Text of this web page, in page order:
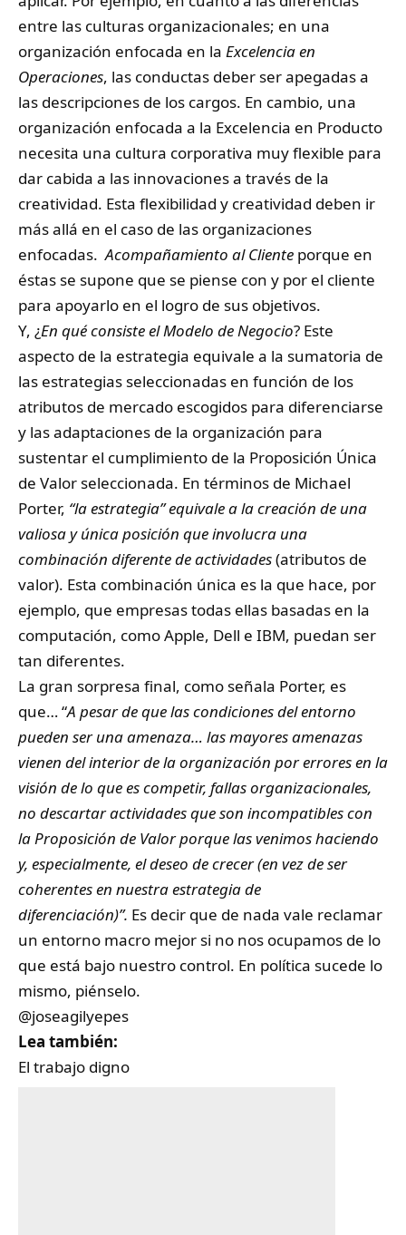
entre las culturas organizacionales; en una
organización enfocada en la Excelencia en
Operaciones, las conductas deber ser apegadas a
las descripciones de los cargos. En cambio, una
organización enfocada a la Excelencia en Producto
necesita una cultura corporativa muy flexible para
dar cabida a las innovaciones a través de la
creatividad. Esta flexibilidad y creatividad deben ir
más allá en el caso de las organizaciones
enfocadas.Acompañamiento al Cliente porque en
éstas se supone que se piense con y por el cliente
para apoyarlo en el logro de sus objetivos.
Y, ¿En qué consiste el Modelo de Negocio? Este
aspecto de la estrategia equivale a la sumatoria de
las estrategias seleccionadas en función de los
atributos de mercado escogidos para diferenciarse
y las adaptaciones de la organización para
sustentar el cumplimiento de la Proposición Única
de Valor seleccionada. En términos de Michael
Porter, “la estrategia” equivale a la creación de una
valiosa y única posición que involucra una
combinación diferente de actividades(atributos de
valor). Esta combinación única es la que hace, por
ejemplo, que empresas todas ellas basadas en la
computación, como Apple, Dell e IBM, puedan ser
tan diferentes.
La gran sorpresa final, como señala Porter, es
que… “A pesar de que las condiciones del entorno
pueden ser una amenaza… las mayores amenazas
vienen del interior de la organización por errores en la
visión de lo que es competir, fallas organizacionales,
no descartar actividades que son incompatibles con
la Proposición de Valor porque las venimos haciendo
y, especialmente, el deseo de crecer (en vez de ser
coherentes en nuestra estrategia de
diferenciación)”. Es decir que de nada vale reclamar
un entorno macro mejor si no nos ocupamos de lo
que está bajo nuestro control. En política sucede lo
mismo, piénselo.
@joseagilyepes
Lea también:
El trabajo digno